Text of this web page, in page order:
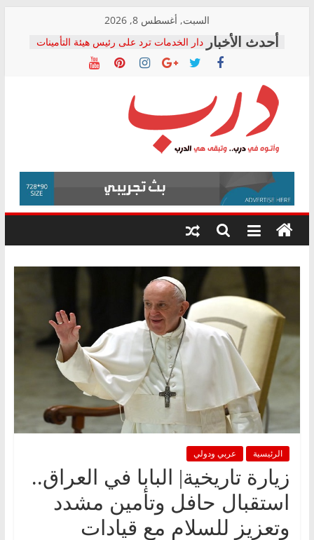
content
السبت, أغسطس 8, 2026
دار الخدمات ترد على رئيس هيئة التأمينات
بعد مؤتمره الصحفي: إنكار الأزمة لا ينهي
معاناة أصحاب المعاشات.. ونطالب بكشف
فرحات سليمان يكتب: القطاع الصحي إلى
أين؟
حزب التحالف الشعبي يطلق لجنة “الحق
في الصحة” بالإسكندرية لرصد الانتهاكات
ودعم المرضى
الوزاري لمدينة الصحفيين.. وانتهاء أعمال
إنشاء المبنى الإداري
المجلس القومي لحقوق الإنسان يعلن
متابعة قضية الدكتور محمد زهران.. ويؤكد:
قرينة البراءة وضمانات المحاكمة العادلة
درب
وأتوه
درب..
وتبقى
هي
الرئيسية عربي ودولي
زيارة تاريخية| البابا في العراق..
استقبال حافل وتأمين مشدد
وتعزيز للسلام مع قيادات